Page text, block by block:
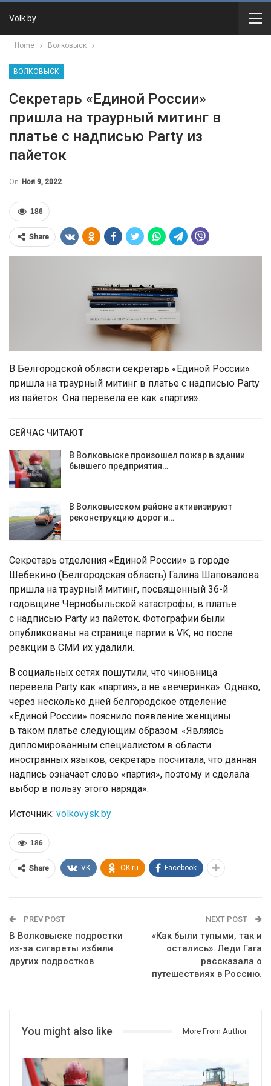
Volk.by
Home Волковыск
ВОЛКОВЫСК
Секретарь «Единой России»
пришла на траурный митинг в
платье с надписью Party из
пайеток
On Ноя 9, 2022
186
Share
В Белгородской области секретарь «Единой России»
пришла на траурный митинг в платье с надписью Party
из пайеток. Она перевела ее как «партия».
СЕЙЧАС ЧИТАЮТ
В Волковыске произошел пожар в здании
бывшего предприятия…
В Волковысском районе активизируют
реконструкцию дорог и…
Секретарь отделения «Единой России» в городе
Шебекино (Белгородская область) Галина Шаповалова
пришла на траурный митинг, посвященный 36-й
годовщине Чернобыльской катастрофы, в платье
с надписью Party из пайеток. Фотографии были
опубликованы на странице партии в VK, но после
реакции в СМИ их удалили.
В социальных сетях пошутили, что чиновница
перевела Party как «партия», а не «вечеринка». Однако,
через несколько дней белгородское отделение
«Единой России» пояснило появление женщины
в таком платье следующим образом: «Являясь
дипломированным специалистом в области
иностранных языков, секретарь посчитала, что данная
надпись означает слово «партия», поэтому и сделала
выбор в пользу этого наряда».
Источник: volkovysk.by
186
Share VK OK.ru Facebook
PREV POST
В Волковыске подростки
из-за сигареты избили
других подростков
NEXT POST
«Как были тупыми, так и
остались». Леди Гага
рассказала о
путешествиях в Россию.
You might also like More From Author